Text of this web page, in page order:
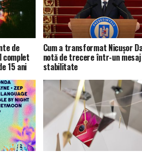
de
complet
15 ani
Cum a transformat Nicușor
notă de trecere într-un mesaj
stabilitate